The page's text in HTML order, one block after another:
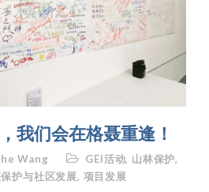
我们会在格聂重逢！
Wang GEI活动, 山林保护,
护与社区发展, 项目发展